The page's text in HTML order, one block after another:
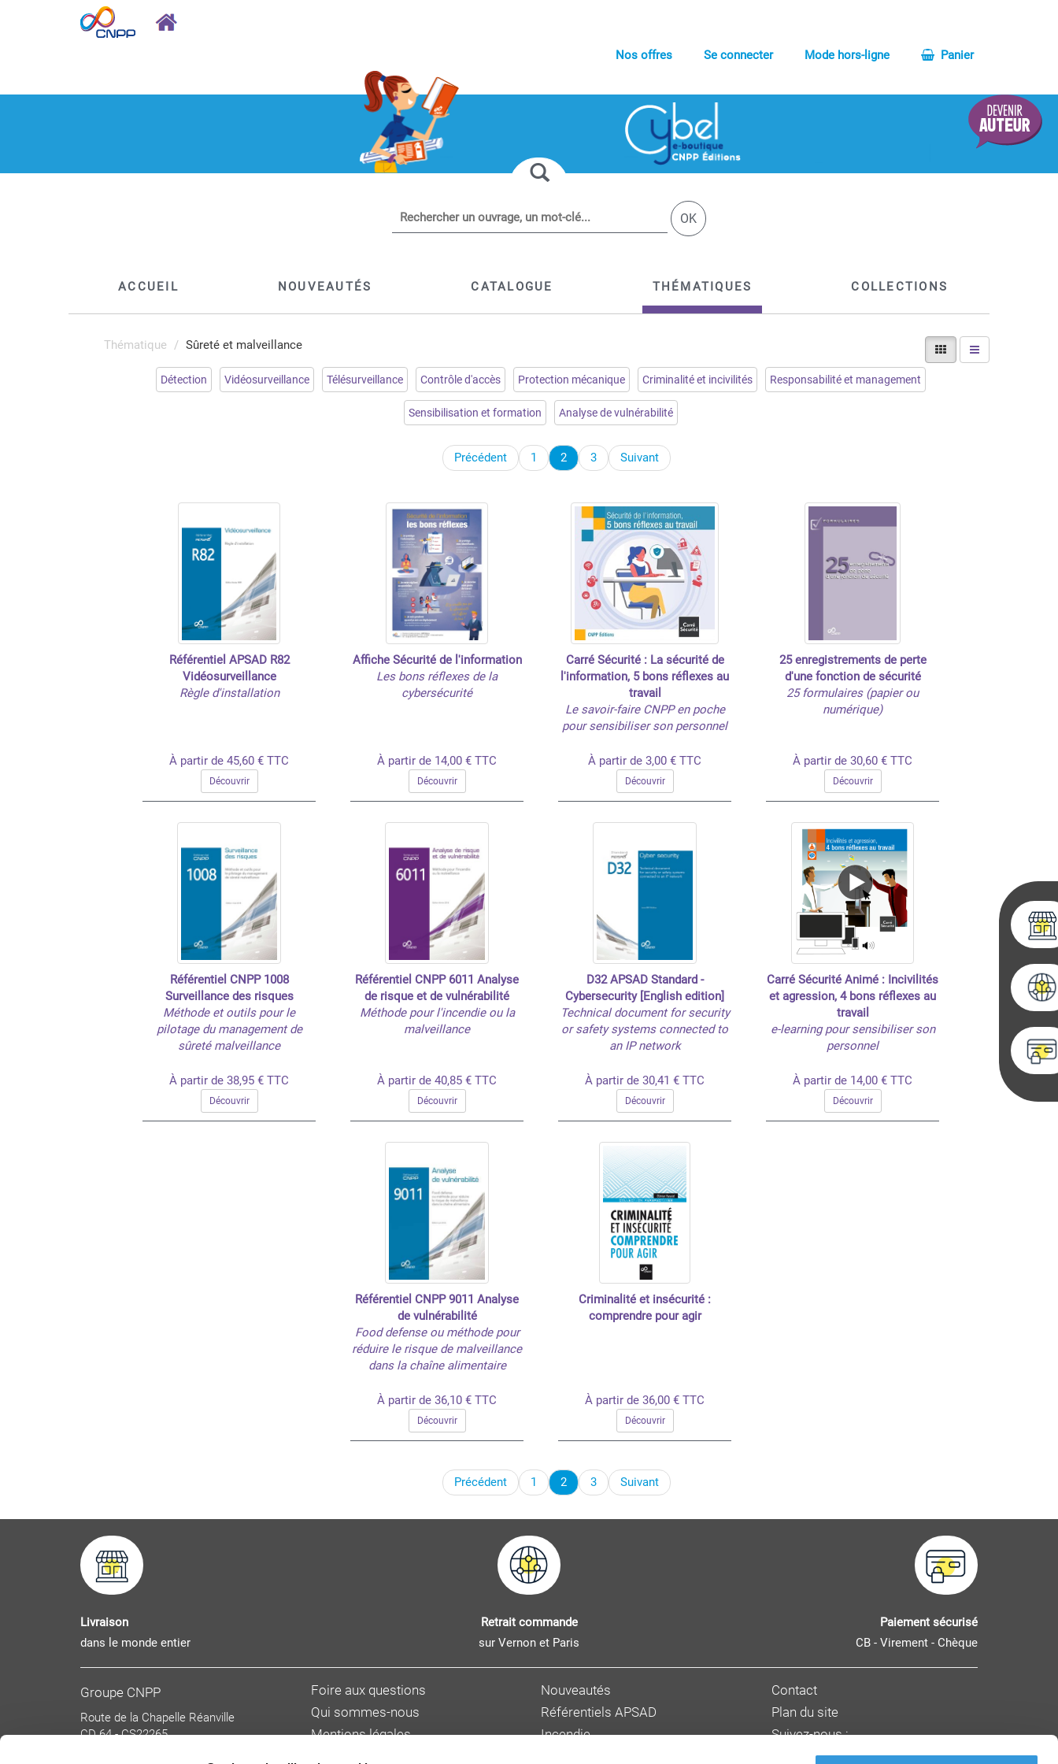
Nos offres Se connecter Mode hors-ligne Panier
OK
ACCUEIL NOUVEAUTÉS CATALOGUE THÉMATIQUES COLLECTIONS
Thématique Sûreté et malveillance
Détection Vidéosurveillance Télésurveillance Contrôle d'accès Protection mécanique Criminalité et incivilités Responsabilité et management
Sensibilisation et formation Analyse de vulnérabilité
Précédent 1 2 3 Suivant
Référentiel APSAD R82
Vidéosurveillance
Règle d'installation
À partir de 45,60 € TTC
Découvrir
Affiche Sécurité de l'information
Les bons réflexes de la
cybersécurité
À partir de 14,00 € TTC
Découvrir
Carré Sécurité : La sécurité de
l'information, 5 bons réflexes au
travail
Le savoir-faire CNPP en poche
pour sensibiliser son personnel
À partir de 3,00 € TTC
Découvrir
25 enregistrements de perte
d'une fonction de sécurité
25 formulaires (papier ou
numérique)
À partir de 30,60 € TTC
Découvrir
Référentiel CNPP 1008
Surveillance des risques
Méthode et outils pour le
pilotage du management de
sûreté malveillance
À partir de 38,95 € TTC
Découvrir
Référentiel CNPP 6011 Analyse
de risque et de vulnérabilité
Méthode pour l'incendie ou la
malveillance
À partir de 40,85 € TTC
Découvrir
D32 APSAD Standard -
Cybersecurity [English edition]
Technical document for security
or safety systems connected to
an IP network
À partir de 30,41 € TTC
Découvrir
Carré Sécurité Animé : Incivilités
et agression, 4 bons réflexes au
travail
e-learning pour sensibiliser son
personnel
À partir de 14,00 € TTC
Découvrir
Référentiel CNPP 9011 Analyse
de vulnérabilité
Food defense ou méthode pour
réduire le risque de malveillance
dans la chaîne alimentaire
À partir de 36,10 € TTC
Découvrir
Criminalité et insécurité :
comprendre pour agir
À partir de 36,00 € TTC
Découvrir
Précédent 1 2 3 Suivant
Livraison
dans le monde entier
Retrait commande
sur Vernon et Paris
Paiement sécurisé
CB - Virement - Chèque
Groupe CNPP
Route de la Chapelle Réanville
CD 64 - CS22265
Foire aux questions
Qui sommes-nous
Mentions légales
Nouveautés
Référentiels APSAD
Incendie
Contact
Plan du site
Suivez-nous :